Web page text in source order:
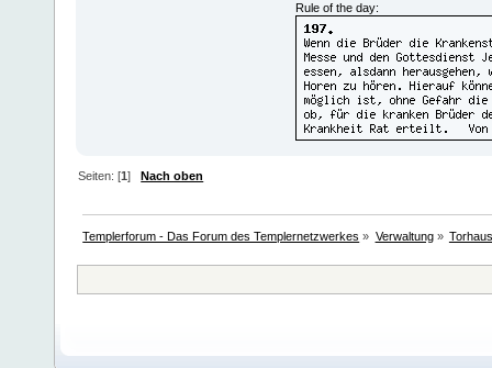
Rule of the day:
Seiten: [1] Nach oben
Templerforum - Das Forum des Templernetzwerkes » Verwaltung» Torhaus